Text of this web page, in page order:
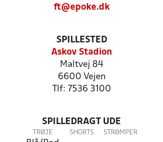
ft@epoke.dk
SPILLESTED
Askov Stadion
Maltvej 84
6600 Vejen
Tlf: 7536 3100
SPILLEDRAGT UDE
TRØJE SHORTS STRØMPER